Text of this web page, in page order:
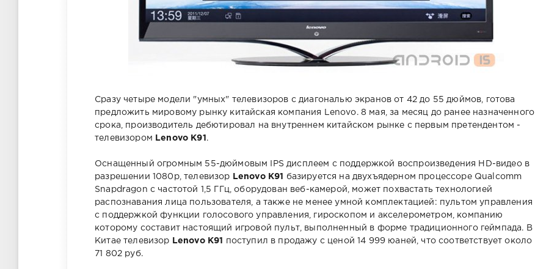
Сразу четыре модели "умных" телевизоров с диагональю экранов от 42 до 55 дюймов, готова
предложить мировому рынку китайская компания Lenovo. 8 мая, за месяц до ранее назначенного
срока, производитель дебютировал на внутреннем китайском рынке с первым претендентом -
телевизором
Lenovo K91 .
Оснащенный огромным 55-дюймовым IPS дисплеем с поддержкой воспроизведения HD-видео в
разрешении 1080р, телевизор
Lenovo K91
базируется на двухъядерном процессоре Qualcomm
Snapdragon с частотой 1,5 ГГц, оборудован веб-камерой, может похвастать технологией
распознавания лица пользователя, а также не менее умной комплектацией: пультом управления
с поддержкой функции голосового управления, гироскопом и акселерометром, компанию
которому составит настоящий игровой пульт, выполненный в форме традиционного геймпада. В
Китае телевизор
Lenovo K91
поступил в продажу с ценой 14 999 юаней, что соответствует около
71 802 руб.